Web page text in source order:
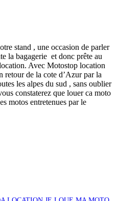
stand , une occasion de parler
la bagagerie et donc prête au
Avec Motostop location
retour de la cote d’Azur par la
les alpes du sud , sans oublier
constaterez que louer ca moto
motos entretenues par le